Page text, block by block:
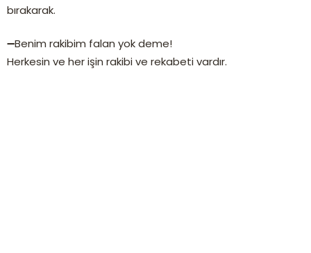
bırakarak.
➖Benim rakibim falan yok deme!
Herkesin ve her işin rakibi ve rekabeti vardır.